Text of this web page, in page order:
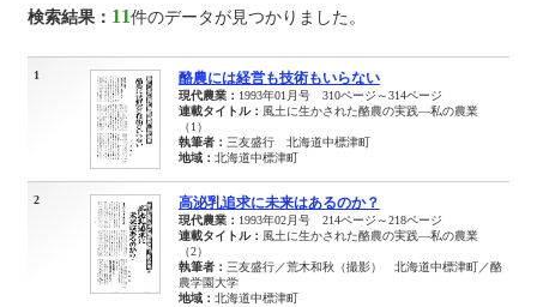
検索結果： 11件のデータが見つかりました。
1 酪農には経営も技術もいらない
現代農業： 1993年01月号 310ページ～314ページ
連載タイトル： 風土に生かされた酪農の実践―私の農業
（1）
執筆者： 三友盛行 北海道中標津町
地域： 北海道中標津町
2 高泌乳追求に未来はあるのか？
現代農業： 1993年02月号 214ページ～218ページ
連載タイトル： 風土に生かされた酪農の実践―私の農業
（2）
執筆者： 三友盛行／荒木和秋（撮影） 北海道中標津町／酪
農学園大学
地域： 北海道中標津町